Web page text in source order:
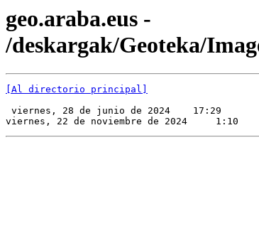
geo.araba.eus -
/deskargak/Geoteka/
[Al directorio principal]
viernes, 28 de junio de 2024    17:29
viernes, 22 de noviembre de 2024     1:10